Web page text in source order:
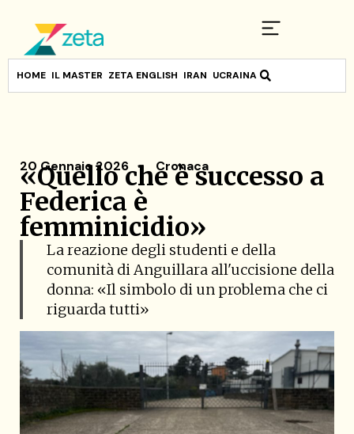
HOME IL MASTER ZETA ENGLISH IRAN UCRAINA
20 Gennaio 2026 Cronaca
«Quello che è successo a
Federica è
femminicidio»
La reazione degli studenti e della
comunità di Anguillara all'uccisione della
donna: «Il simbolo di un problema che ci
riguarda tutti»